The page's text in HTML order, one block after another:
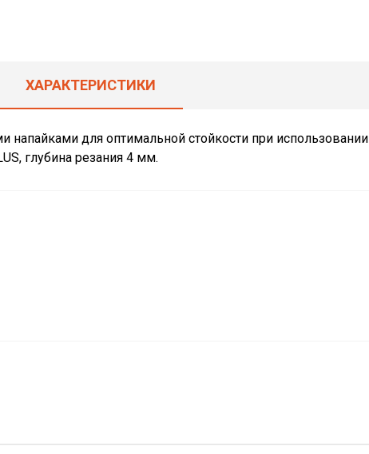
ХАРАКТЕРИСТИКИ
напайками для оптимальной стойкости при использовании
глубина резания 4 мм.